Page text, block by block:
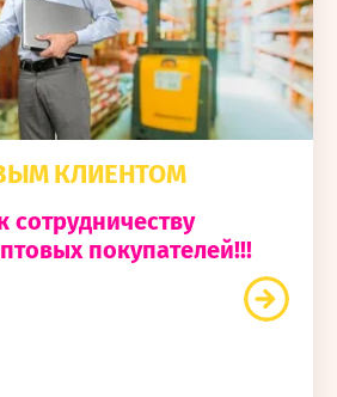
КЛИЕНТОМ
сотрудничеству
покупателей!!!